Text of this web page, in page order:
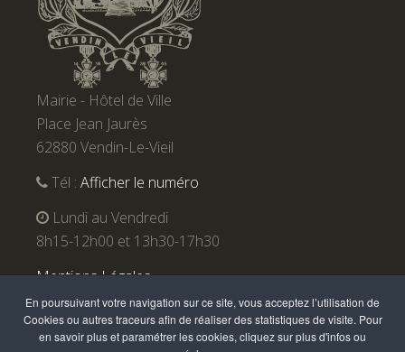
Mairie - Hôtel de Ville
Place Jean Jaurès
62880 Vendin-Le-Vieil
Tél : Afficher le numéro
Lundi au Vendredi
8h15-12h00 et 13h30-17h30
Mentions Légales
En poursuivant votre navigation sur ce site, vous acceptez l’utilisation de
Cookies ou autres traceurs afin de réaliser des statistiques de visite. Pour
en savoir plus et paramétrer les cookies, cliquez sur plus d'infos ou